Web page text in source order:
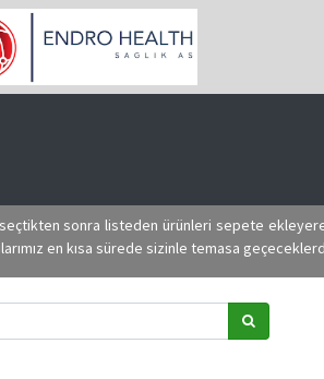
sonra listeden ürünleri sepete
en kısa sürede sizinle temasa